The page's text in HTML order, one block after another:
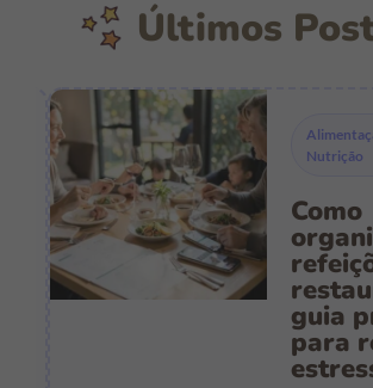
Últimos
Nutrição
Como
guia
para